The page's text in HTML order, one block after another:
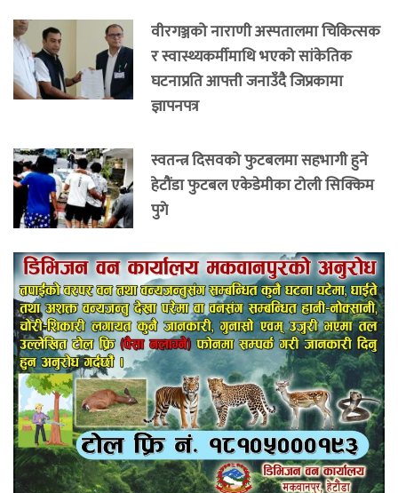
वीरगञ्जको नाराणी अस्पतालमा चिकित्सक
र स्वास्थ्यकर्मीमाथि भएको सांकेतिक
घटनाप्रति आपत्ती जनाउँदै जिप्रकामा
ज्ञापनपत्र
स्वतन्त्र दिसवको फुटबलमा सहभागी हुने
हेटौंडा फुटबल एकेडेमीका टोली सिक्किम
पुगे